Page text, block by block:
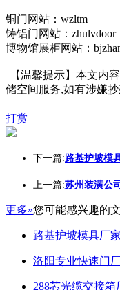
铜门网站：wzltm
铸铝门网站：zhulvdoor
博物馆展柜网站：
【温馨提示】本文内
储空间服务,如有涉嫌
打赏
下一篇:路基护坡模
上一篇:苏州装潢公
更多»您可能感兴趣的
路基护坡模具厂
洛阳专业快速门
288芯光缆交接